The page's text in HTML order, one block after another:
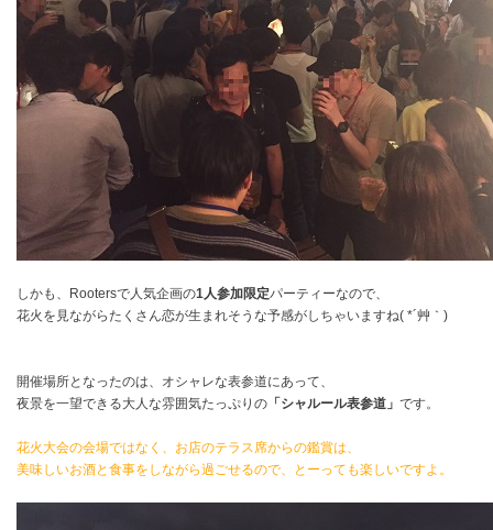
しかも、Rootersで人気企画の1人参加限定パーティーなので、
花火を見ながらたくさん恋が生まれそうな予感がしちゃいますね( *´艸｀)
開催場所となったのは、オシャレな表参道にあって、
夜景を一望できる大人な雰囲気たっぷりの 「シャルール表参道」 です。
花火大会の会場ではなく、お店のテラス席からの鑑賞は、
美味しいお酒と食事をしながら過ごせるので、とーっても楽しいですよ。